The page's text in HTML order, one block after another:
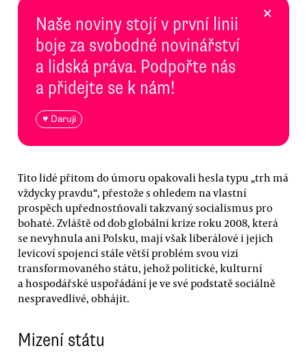
Naše noviny stojí v první linii
boje za svobodné novinářství
a lidská práva. Podpořte nás
a přidejte se k nám!
♥ Daruji
×
Tito lidé přitom do úmoru opakovali hesla typu „trh má
vždycky pravdu“, přestože s ohledem na vlastní
prospěch upřednostňovali takzvaný socialismus pro
bohaté. Zvláště od dob globální krize roku 2008, která
se nevyhnula ani Polsku, mají však liberálové i jejich
levicoví spojenci stále větší problém svou vizi
transformovaného státu, jehož politické, kulturní
a hospodářské uspořádání je ve své podstatě sociálně
nespravedlivé, obhájit.
Mizení státu